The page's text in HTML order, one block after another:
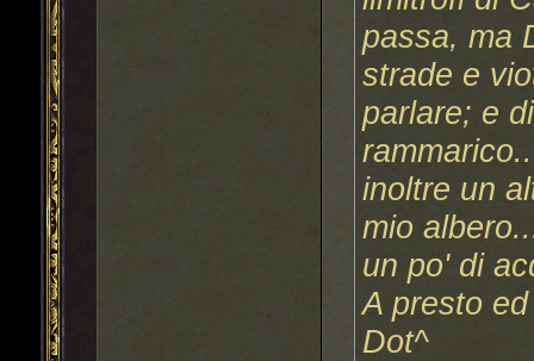
passa, ma
strade e
parlare; e
inoltre un
mio
un po' di
A presto
Dot^